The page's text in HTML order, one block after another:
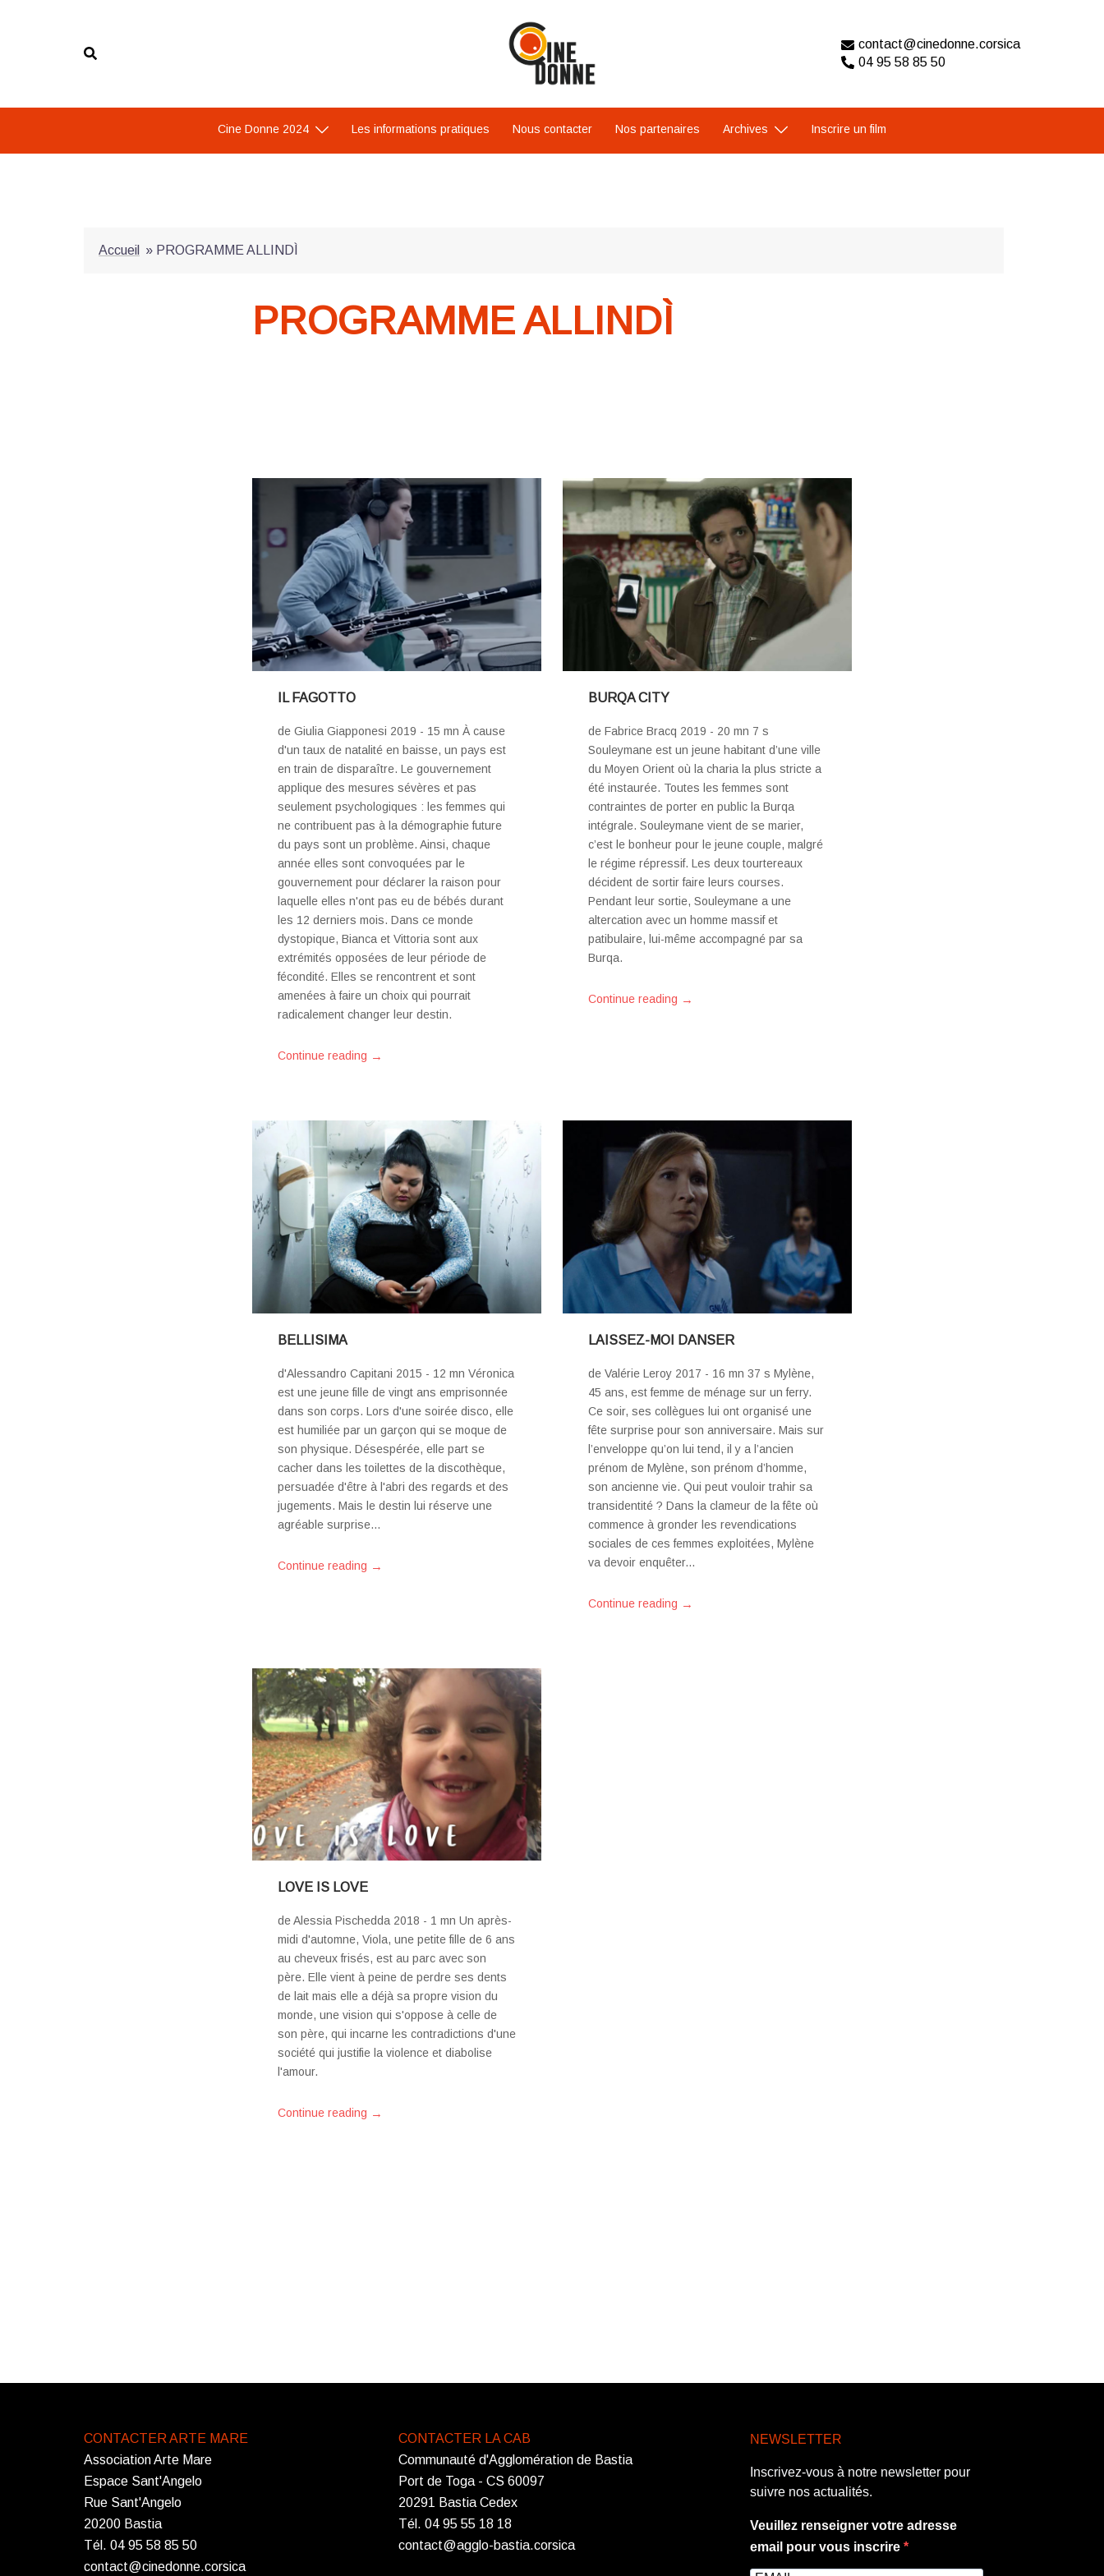
contact@cinedonne.corsica
04 95 58 85 50
Cine Donne 2024 Les informations pratiques Nous contacter Nos partenaires Archives Inscrire un film
Accueil » PROGRAMME ALLINDÌ
PROGRAMME ALLINDÌ
IL FAGOTTO
de Giulia Giapponesi 2019 - 15 mn À cause
d'un taux de natalité en baisse, un pays est
en train de disparaître. Le gouvernement
applique des mesures sévères et pas
seulement psychologiques : les femmes qui
ne contribuent pas à la démographie future
du pays sont un problème. Ainsi, chaque
année elles sont convoquées par le
gouvernement pour déclarer la raison pour
laquelle elles n'ont pas eu de bébés durant
les 12 derniers mois. Dans ce monde
dystopique, Bianca et Vittoria sont aux
extrémités opposées de leur période de
fécondité. Elles se rencontrent et sont
amenées à faire un choix qui pourrait
radicalement changer leur destin.
Continue reading →
BURQA CITY
de Fabrice Bracq 2019 - 20 mn 7 s
Souleymane est un jeune habitant d’une ville
du Moyen Orient où la charia la plus stricte a
été instaurée. Toutes les femmes sont
contraintes de porter en public la Burqa
intégrale. Souleymane vient de se marier,
c’est le bonheur pour le jeune couple, malgré
le régime répressif. Les deux tourtereaux
décident de sortir faire leurs courses.
Pendant leur sortie, Souleymane a une
altercation avec un homme massif et
patibulaire, lui-même accompagné par sa
Burqa.
Continue reading →
BELLISIMA
d'Alessandro Capitani 2015 - 12 mn Véronica
est une jeune fille de vingt ans emprisonnée
dans son corps. Lors d'une soirée disco, elle
est humiliée par un garçon qui se moque de
son physique. Désespérée, elle part se
cacher dans les toilettes de la discothèque,
persuadée d'être à l'abri des regards et des
jugements. Mais le destin lui réserve une
agréable surprise…
Continue reading →
LAISSEZ-MOI DANSER
de Valérie Leroy 2017 - 16 mn 37 s Mylène,
45 ans, est femme de ménage sur un ferry.
Ce soir, ses collègues lui ont organisé une
fête surprise pour son anniversaire. Mais sur
l’enveloppe qu’on lui tend, il y a l’ancien
prénom de Mylène, son prénom d’homme,
son ancienne vie. Qui peut vouloir trahir sa
transidentité ? Dans la clameur de la fête où
commence à gronder les revendications
sociales de ces femmes exploitées, Mylène
va devoir enquêter...
Continue reading →
LOVE IS LOVE
de Alessia Pischedda 2018 - 1 mn Un après-
midi d'automne, Viola, une petite fille de 6 ans
au cheveux frisés, est au parc avec son
père. Elle vient à peine de perdre ses dents
de lait mais elle a déjà sa propre vision du
monde, une vision qui s'oppose à celle de
son père, qui incarne les contradictions d'une
société qui justifie la violence et diabolise
l'amour.
Continue reading →
CONTACTER ARTE MARE
Association Arte Mare
Espace Sant'Angelo
Rue Sant'Angelo
20200 Bastia
Tél. 04 95 58 85 50
contact@cinedonne.corsica
CONTACTER LA CAB
Communauté d'Agglomération de Bastia
Port de Toga - CS 60097
20291 Bastia Cedex
Tél. 04 95 55 18 18
contact@agglo-bastia.corsica
NEWSLETTER
Inscrivez-vous à notre newsletter pour
suivre nos actualités.
Veuillez renseigner votre adresse
email pour vous inscrire